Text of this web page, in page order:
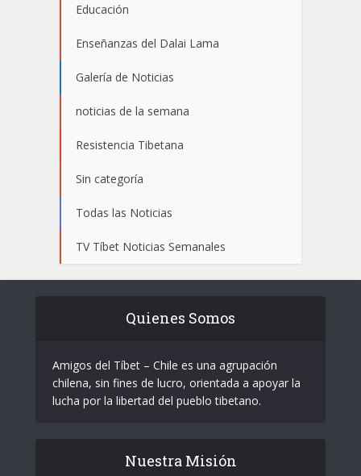
Educación
Enseñanzas del Dalai Lama
Galería de Noticias
noticias de la semana
Resistencia Tibetana
Sin categoría
Todas las Noticias
TV Tíbet Noticias Semanales
Quienes Somos
Amigos del Tíbet – Chile es una agrupación
chilena, sin fines de lucro, orientada a apoyar la
lucha por la libertad del pueblo tibetano.
Nuestra Misión